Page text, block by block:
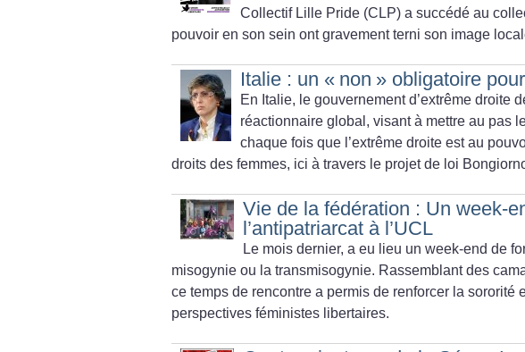
Collectif Lille Pride (CLP) a succédé au
pouvoir en son sein ont gravement terni son image
Italie : un « non » obligatoire
En Italie, le gouvernement d’extrême droite
réactionnaire global, visant à mettre au pas
chaque fois que l’extrême droite est au
droits des femmes, ici à travers le projet de loi
Vie de la fédération : Un week-
l’antipatriarcat à l’UCL
Le mois dernier, a eu lieu un week-end de
misogynie ou la transmisogynie. Rassemblant des
ce temps de rencontre a permis de renforcer la sororité
perspectives féministes libertaires.